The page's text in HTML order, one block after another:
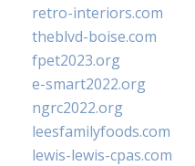
retro-interiors.com
theblvd-boise.com
fpet2023.org
e-smart2022.org
ngrc2022.org
leesfamilyfoods.com
lewis-lewis-cpas.com